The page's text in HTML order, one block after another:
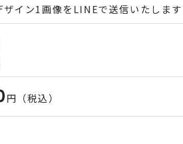
ザイン1画像をLINEで送信いたします
円（税込）